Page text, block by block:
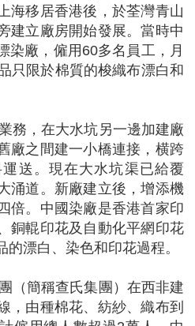
海移居香港後，於荃灣青山
建立廠房開始發展。當時中
染廠，僱用60多名員工，月
只限於棉質的梭織布漂白和
務，在大水坑另一邊加建廠
廠之間建一小橋連接，横跨
送。現在大水坑渠已給覆
涌道。新廠建立後，增添機
倍。中國染廠是香港首家印
銅輥印花及自動化平網印花
漂白、染色和印花過程。
（簡稱查氏集團）在西非建
，由種棉花、紡紗、織布到